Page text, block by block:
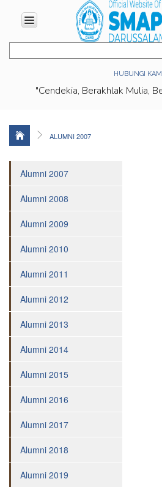
HUBUNGI
"Cendekia, Berakhlak Mulia,
HOME
Mission
Organizational
Facilities
Achievments
Pesantren
Penguatan
Services
TEAM
Administration
Staff
ALUMNI 2007
Alumni 2007
Alumni 2008
Alumni 2009
Alumni 2010
Alumni 2011
Alumni 2012
Alumni 2013
Alumni 2014
Alumni 2015
Alumni 2016
Alumni 2017
Alumni 2018
Alumni 2019